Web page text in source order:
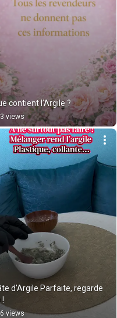
contient l’Argile ?
views
d’Argile Parfaite, regarde
!
views